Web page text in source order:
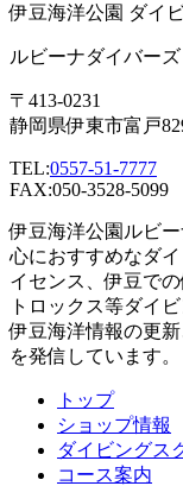
伊豆海洋公園 ダイ
ルビーナダイバーズ
〒413-0231
静岡県伊東市富戸
TEL:0557-51-7777
FAX:050-3528-5099
伊豆海洋公園ルビ
心におすすめなダ
イセンス、伊豆で
トロックス等ダイ
伊豆海洋情報の更
を発信しています。
トップ
ショップ情報
ダイビングス
コース案内